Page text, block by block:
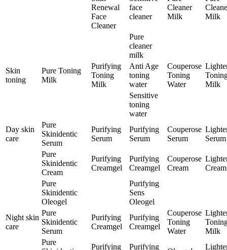
Renewal
Face
Cleaner
face
cleaner
Cleaner
Milk
Milk
Pure
cleaner
milk
Skin
toning
Pure Toning
Milk
Purifying
Toning
Milk
Anti Age
toning
water
Couperose
Toning
Water
Milk
Sensitive
toning
water
Day skin
care
Pure
Skinidentic
Serum
Purifying
Serum
Purifying
Serum
Couperose
Serum
Serum
Pure
Skinidentic
Cream
Purifying
Creamgel
Purifying
Creamgel
Couperose
Cream
Cream
Pure
Skinidentic
Oleogel
Purifying
Sens
Oleogel
Night skin
care
Pure
Skinidentic
Serum
Purifying
Creamgel
Purifying
Creamgel
Couperose
Toning
Water
Milk
Pure
Purifying Purifying